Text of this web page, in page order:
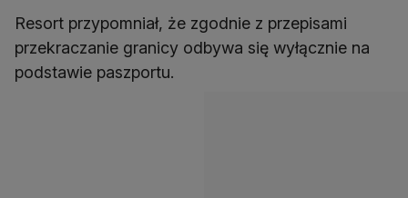
Resort przypomniał, że zgodnie z przepisami
przekraczanie granicy odbywa się wyłącznie na
podstawie paszportu.